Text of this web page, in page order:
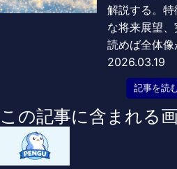
解説する。
な将来展望
読めば全体像
2026.03.19
記事を読
この記事に含まれる